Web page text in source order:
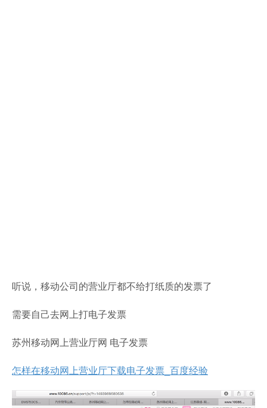
听说，移动公司的营业厅都不给打纸质的发票了
需要自己去网上打电子发票
苏州移动网上营业厅网 电子发票
怎样在移动网上营业厅下载电子发票_百度经验